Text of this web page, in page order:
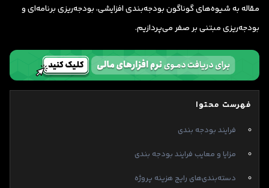
مقاله به شیوه‌های گوناگون بودجه‌بندی افزایشی، بودجه‌ریزی برنامه‌ای و
بودجه‌ریزی مبتنی بر صفر می‌پردازیم.
فهرست محتوا
فرایند بودجه بندی
مزایا و معایب فرایند بودجه بندی
دسته‌بندی‌های رایج هزینه پروژه